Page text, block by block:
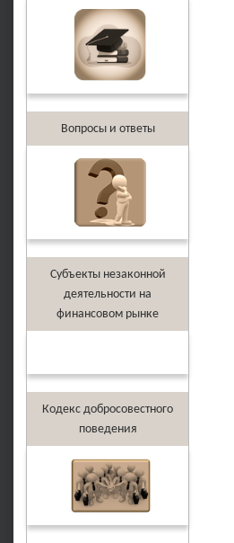
Вопросы и ответы
Субъекты незаконной
деятельности на
финансовом рынке
Кодекс добросовестного
поведения